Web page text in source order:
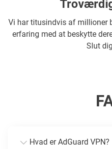
Vi har titusindvis af millioner
erfaring med at beskytte
Slut
Hvad er AdGuard VPN?